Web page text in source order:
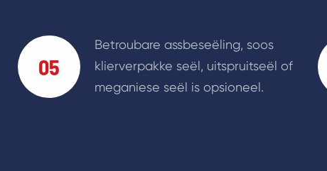
05
Betroubare assbeseëling, soos
klierverpakke seël, uitspruitseël of
meganiese seël is opsioneel.